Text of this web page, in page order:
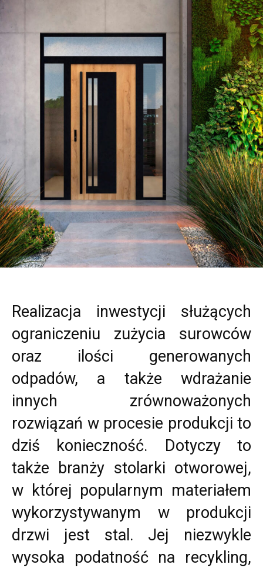
Realizacja inwestycji służących
ograniczeniu zużycia surowców
oraz ilości generowanych
odpadów, a także wdrażanie
innych zrównoważonych
rozwiązań w procesie produkcji to
dziś konieczność. Dotyczy to
także branży stolarki otworowej,
w której popularnym materiałem
wykorzystywanym w produkcji
drzwi jest stal. Jej niezwykle
wysoka podatność na recykling,